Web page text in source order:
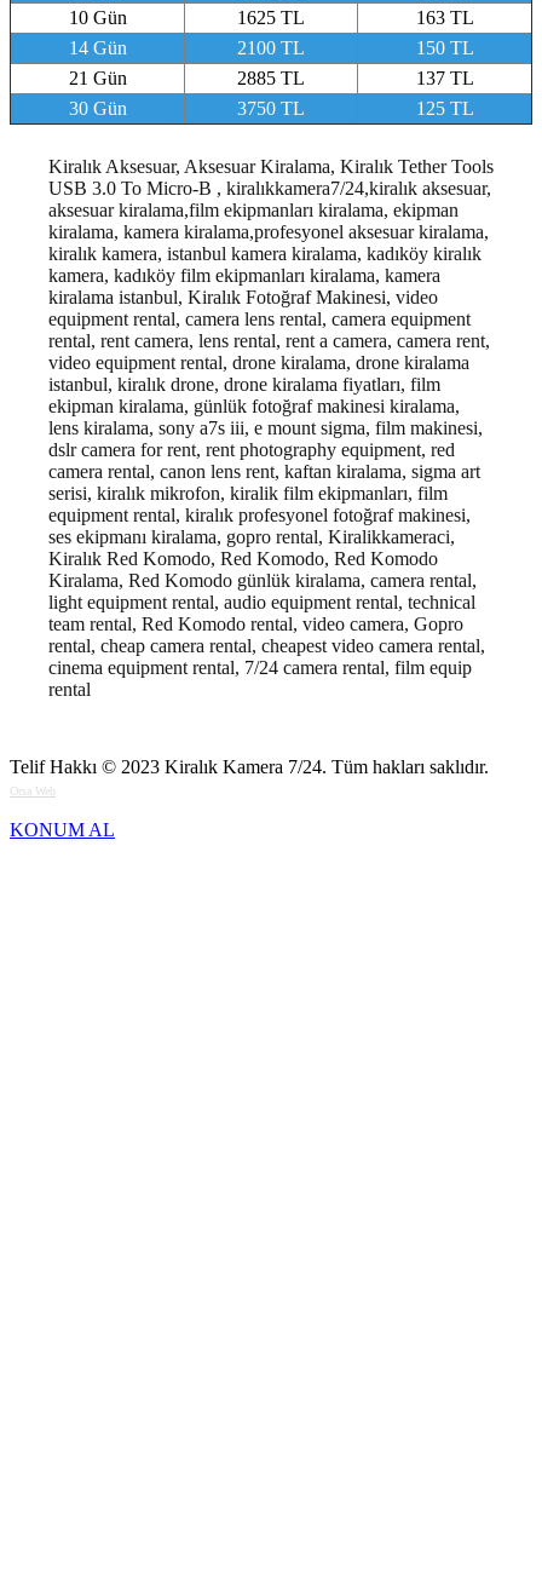
10 Gün
1625 TL
163 TL
14 Gün
2100 TL
150 TL
21 Gün
2885 TL
137 TL
30 Gün
3750 TL 125 TL
Kiralık Aksesuar, Aksesuar Kiralama, Kiralık Tether Tools
USB 3.0 To Micro-B , kiralıkkamera7/24,kiralık aksesuar,
aksesuar kiralama,film ekipmanları kiralama, ekipman
kiralama, kamera kiralama,profesyonel aksesuar kiralama,
kiralık kamera, istanbul kamera kiralama, kadıköy kiralık
kamera, kadıköy film ekipmanları kiralama, kamera
kiralama istanbul, Kiralık Fotoğraf Makinesi, video
equipment rental, camera lens rental, camera equipment
rental, rent camera, lens rental, rent a camera, camera rent,
video equipment rental, drone kiralama, drone kiralama
istanbul, kiralık drone, drone kiralama fiyatları, film
ekipman kiralama, günlük fotoğraf makinesi kiralama,
lens kiralama, sony a7s iii, e mount sigma, film makinesi,
dslr camera for rent, rent photography equipment, red
camera rental, canon lens rent, kaftan kiralama, sigma art
serisi, kiralık mikrofon, kiralik film ekipmanları, film
equipment rental, kiralık profesyonel fotoğraf makinesi,
ses ekipmanı kiralama, gopro rental, Kiralikkameraci,
Kiralık Red Komodo, Red Komodo, Red Komodo
Kiralama, Red Komodo günlük kiralama, camera rental,
light equipment rental, audio equipment rental, technical
team rental, Red Komodo rental, video camera, Gopro
rental, cheap camera rental, cheapest video camera rental,
cinema equipment rental, 7/24 camera rental, film equip
rental
Telif Hakkı © 2023 Kiralık Kamera 7/24. Tüm hakları saklıdır.
Orsa Web
KONUM AL